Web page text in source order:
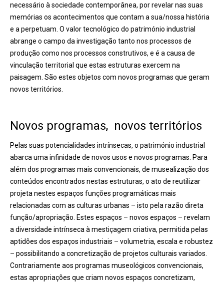
necessário à sociedade contemporânea, por revelar nas suas
memórias os acontecimentos que contam a sua/nossa história
e a perpetuam. O valor tecnológico do património industrial
abrange o campo da investigação tanto nos processos de
produção como nos processos construtivos, e é a causa de
vinculação territorial que estas estruturas exercem na
paisagem. São estes objetos com novos programas que geram
novos territórios.
Novos programas, novos territórios
Pelas suas potencialidades intrínsecas, o património industrial
abarca uma infinidade de novos usos e novos programas. Para
além dos programas mais convencionais, de musealização dos
conteúdos encontrados nestas estruturas, o ato de reutilizar
projeta nestes espaços funções programáticas mais
relacionadas com as culturas urbanas – isto pela razão direta
função/apropriação. Estes espaços – novos espaços – revelam
a diversidade intrínseca à mestiçagem criativa, permitida pelas
aptidões dos espaços industriais – volumetria, escala e robustez
– possibilitando a concretização de projetos culturais variados.
Contrariamente aos programas museológicos convencionais,
estas apropriações que criam novos espaços concretizam,